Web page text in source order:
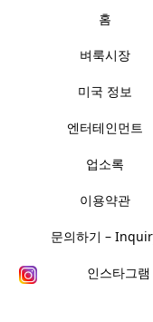
홈
벼룩시장
미국 정보
엔터테인먼트
업소록
이용약관
문의하기 –
인스타그램